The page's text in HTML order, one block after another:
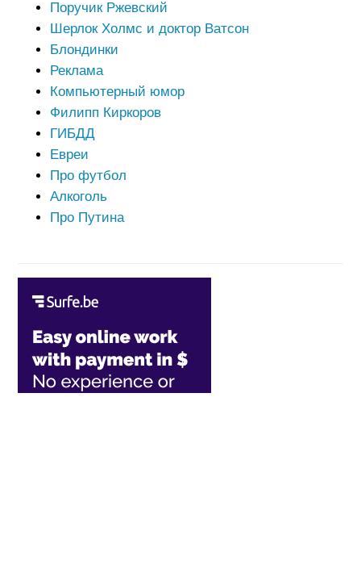
Поручик Ржевский
Шерлок Холмс и доктор Ватсон
Блондинки
Реклама
Компьютерный юмор
Филипп Киркоров
ГИБДД
Евреи
Про футбол
Алкоголь
Про Путина